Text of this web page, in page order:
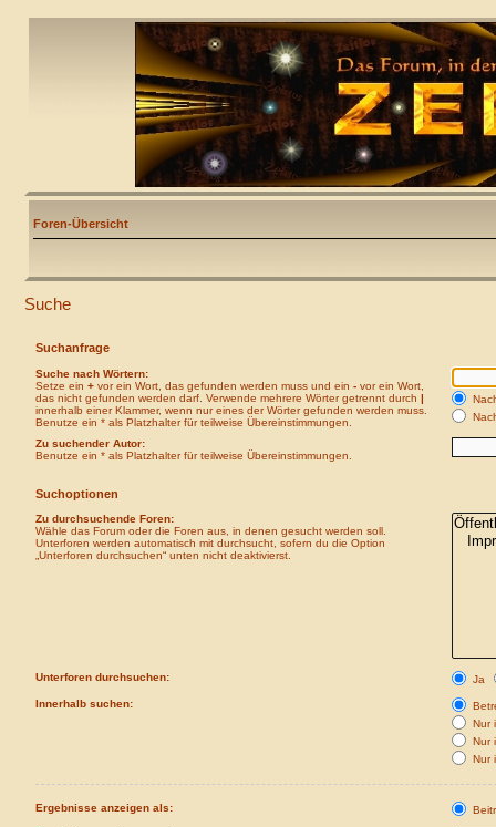
Foren-Übersicht
Suche
Suchanfrage
Suche nach Wörtern:
Setze ein + vor ein Wort, das gefunden werden muss und ein - vor ein Wort,
das nicht gefunden werden darf. Verwende mehrere Wörter getrennt durch |
innerhalb einer Klammer, wenn nur eines der Wörter gefunden werden muss.
Benutze ein * als Platzhalter für teilweise Übereinstimmungen.
Zu suchender Autor:
Benutze ein * als Platzhalter für teilweise Übereinstimmungen.
Suchoptionen
Zu durchsuchende Foren:
Wähle das Forum oder die Foren aus, in denen gesucht werden soll.
Unterforen werden automatisch mit durchsucht, sofern du die Option
„Unterforen durchsuchen“ unten nicht deaktivierst.
Unterforen durchsuchen:
Ja
Innerhalb suchen:
Nur
Nur
Nur
Ergebnisse anzeigen als: